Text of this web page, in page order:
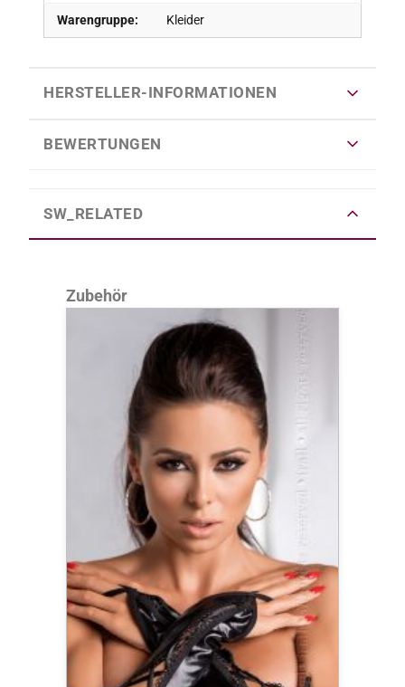
Warengruppe: Kleider
HERSTELLER-INFORMATIONEN
BEWERTUNGEN
SW_RELATED
Produktgalerie überspringen
Zubehör